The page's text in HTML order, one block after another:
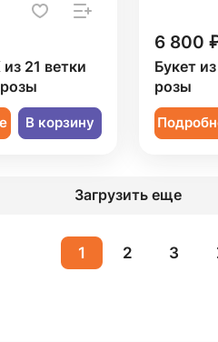
21 ветки
В корзину
6 800
Букет
розы
Загрузить еще
1 2 3